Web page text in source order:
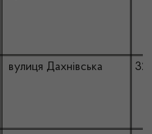
вулиця Дахнівська 32